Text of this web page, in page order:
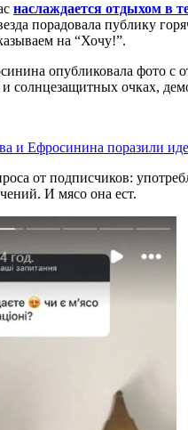
наслаждается отдыхом в
порадовала публику
на “Хочу!”.
опубликовала фото с
солнцезащитных очках,
и Ефросинина поразили
от подписчиков:
И мясо она ест.